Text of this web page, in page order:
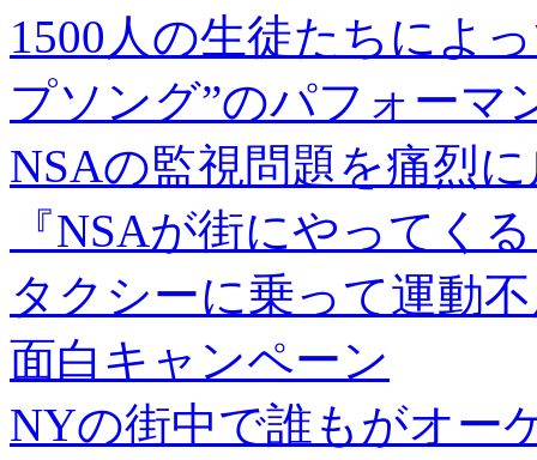
1500人の生徒たちによ
プソング”のパフォーマ
NSAの監視問題を痛烈
『NSAが街にやってく
タクシーに乗って運動
面白キャンペーン
NYの街中で誰もがオー